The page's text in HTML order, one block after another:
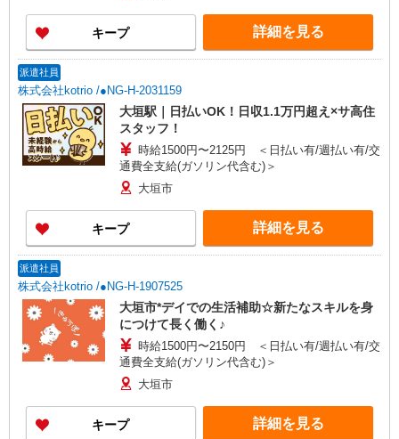
キープ 詳細を見る
派遣社員
株式会社kotrio /●NG-H-2031159
大垣駅｜日払いOK！日収1.1万円超え×サ高住
スタッフ！
時給1500円〜2125円 ＜日払い有/週払い有/交
通費全支給(ガソリン代含む)＞
大垣市
キープ 詳細を見る
派遣社員
株式会社kotrio /●NG-H-1907525
大垣市*デイでの生活補助☆新たなスキルを身
につけて長く働く♪
時給1500円〜2150円 ＜日払い有/週払い有/交
通費全支給(ガソリン代含む)＞
大垣市
キープ 詳細を見る